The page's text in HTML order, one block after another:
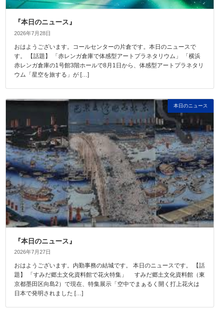
『本日のニュース』
2026年7月28日
おはようございます。コールセンターの片倉です。本日のニュースで
す。 【話題】 「赤レンガ倉庫で体感型アートプラネタリウム」 「横浜
赤レンガ倉庫の1号館3階ホールで8月1日から、体感型アートプラネタリ
ウム「星空を旅する」が […]
本日のニュース
『本日のニュース』
2026年7月27日
おはようございます。内勤事務の結城です。 本日のニュースです。 【話
題】 「すみだ郷土文化資料館で花火特集」 すみだ郷土文化資料館（東
京都墨田区向島2）で現在、特集展示「空中でまぁるく開く打上花火は
日本で発明されました […]